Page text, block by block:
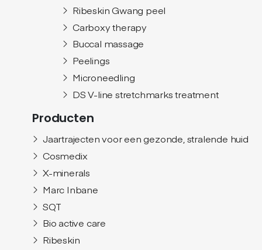
Ribeskin Gwang peel
Carboxy therapy
Buccal massage
Peelings
Microneedling
DS V-line stretchmarks treatment
Producten
Jaartrajecten voor een gezonde, stralende huid
Cosmedix
X-minerals
Marc Inbane
SQT
Bio active care
Ribeskin